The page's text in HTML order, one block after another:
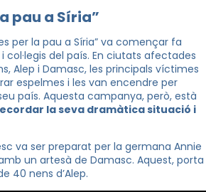
pau a Síria”
per la pau a Síria” va començar fa
col·legis del país. En ciutats afectades
Alep i Damasc, les principals víctimes
espelmes i les van encendre per
país. Aquesta campanya, però, està
la seva dramàtica situació i
va ser preparat per la germana Annie
un artesà de Damasc. Aquest, porta
40 nens d’Alep.